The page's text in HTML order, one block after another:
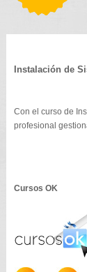
Instalación de
Con el curso de
profesional
Cursos OK